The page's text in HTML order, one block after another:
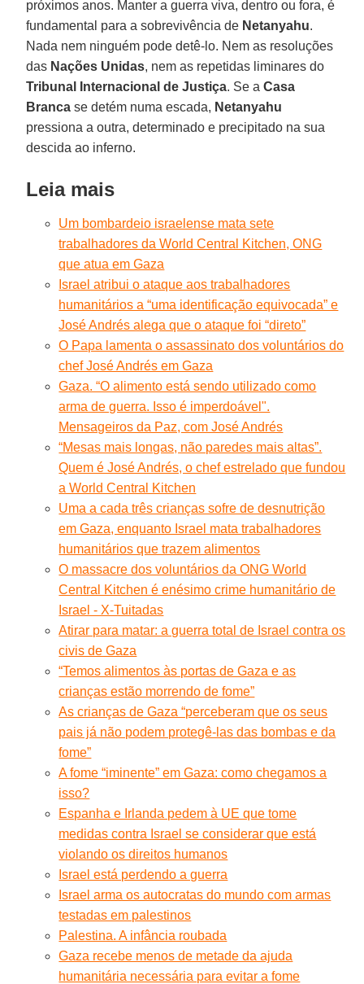
próximos anos. Manter a guerra viva, dentro ou fora, é
fundamental para a sobrevivência de Netanyahu.
Nada nem ninguém pode detê-lo. Nem as resoluções
das Nações Unidas, nem as repetidas liminares do
Tribunal Internacional de Justiça. Se aCasa
Branca se detém numa escada, Netanyahu
pressiona a outra, determinado e precipitado na sua
descida ao inferno.
Leia mais
Um bombardeio israelense mata sete
trabalhadores da World Central Kitchen, ONG
que atua em Gaza
Israel atribui o ataque aos trabalhadores
humanitários a “uma identificação equivocada” e
José Andrés alega que o ataque foi “direto”
O Papa lamenta o assassinato dos voluntários do
chef José Andrés em Gaza
Gaza. “O alimento está sendo utilizado como
arma de guerra. Isso é imperdoável".
Mensageiros da Paz, com José Andrés
“Mesas mais longas, não paredes mais altas”.
Quem é José Andrés, o chef estrelado que fundou
a World Central Kitchen
Uma a cada três crianças sofre de desnutrição
em Gaza, enquanto Israel mata trabalhadores
humanitários que trazem alimentos
O massacre dos voluntários da ONG World
Central Kitchen é enésimo crime humanitário de
Israel - X-Tuitadas
Atirar para matar: a guerra total de Israel contra os
civis de Gaza
“Temos alimentos às portas de Gaza e as
crianças estão morrendo de fome”
As crianças de Gaza “perceberam que os seus
pais já não podem protegê-las das bombas e da
fome”
A fome “iminente” em Gaza: como chegamos a
isso?
Espanha e Irlanda pedem à UE que tome
medidas contra Israel se considerar que está
violando os direitos humanos
Israel está perdendo a guerra
Israel arma os autocratas do mundo com armas
testadas em palestinos
Palestina. A infância roubada
Gaza recebe menos de metade da ajuda
humanitária necessária para evitar a fome